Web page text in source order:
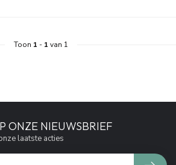
Toon 1 - 1 van 1
ONZE NIEUWSBRIEF
laatste acties